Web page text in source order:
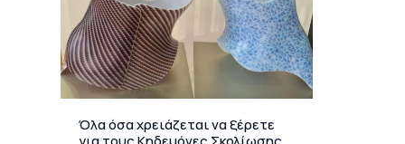
Όλα όσα χρειάζεται να ξέρετε